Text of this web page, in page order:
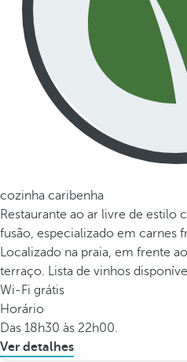
cozinha caribenha
Restaurante ao ar livre de estilo
fusão, especializado em carnes
Localizado na praia, em frente
terraço. Lista de vinhos
Wi-Fi grátis
Horário
Das 18h30 às 22h00.
Ver detalhes